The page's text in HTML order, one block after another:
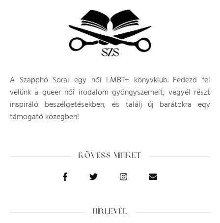
A Szapphó Sorai egy női LMBT+ könyvklub. Fedezd fel
velünk a queer női irodalom gyöngyszemeit, vegyél részt
inspiráló beszélgetésekben, és találj új barátokra egy
támogató közegben!
KÖVESS MINKET
HÍRLEVÉL